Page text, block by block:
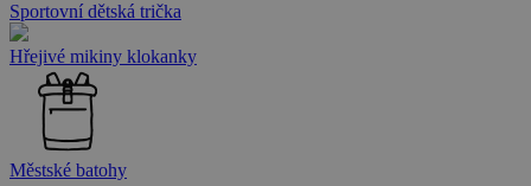
Sportovní dětská trička
Hřejivé mikiny klokanky
Městské batohy